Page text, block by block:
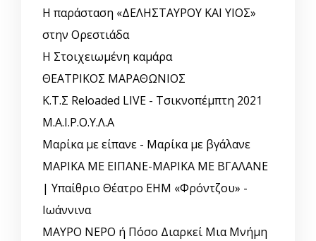
Η παράσταση «ΔΕΛΗΣΤΑΥΡΟΥ ΚΑΙ ΥΙΟΣ»
στην Ορεστιάδα
Η Στοιχειωμένη καμάρα
ΘΕΑΤΡΙΚΟΣ ΜΑΡΑΘΩΝΙΟΣ
Κ.Τ.Σ Reloaded LIVE - Τσικνοπέμπτη 2021
Μ.Α.Ι.Ρ.Ο.Υ.Λ.Α
Μαρίκα με είπανε - Μαρίκα με βγάλανε
ΜΑΡΙΚΑ ΜΕ ΕΙΠΑΝΕ-ΜΑΡΙΚΑ ΜΕ ΒΓΑΛΑΝΕ
| Υπαίθριο Θέατρο ΕΗΜ «Φρόντζου» -
Ιωάννινα
ΜΑΥΡΟ ΝΕΡΟ ή Πόσο Διαρκεί Μια Μνήμη